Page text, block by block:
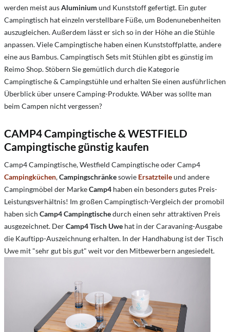
werden meist ausAluminium und Kunststoff gefertigt. Ein guter
Campingtisch hat einzeln verstellbare Füße, um Bodenunebenheiten
auszugleichen. Außerdem lässt er sich so in der Höhe an die Stühle
anpassen. Viele Campingtische haben einen Kunststoffplatte, andere
eine aus Bambus. Campingtisch Sets mit Stühlen gibt es günstig im
Reimo Shop. Stöbern Sie gemütlich durch die Kategorie
Campingtische & Campingstühle und erhalten Sie einen ausführlichen
Überblick über unsere Camping-Produkte.WAber was sollte man
beim Campen nicht vergessen?
CAMP4 Campingtische & WESTFIELD
Campingtische günstig kaufen
Camp4 Campingtische, Westfield Campingtische oder Camp4
Campingküchen,Campingschränkesowie Ersatzteileund andere
Campingmöbel der MarkeCamp4 haben ein besonders gutes Preis-
Leistungsverhältnis! Im großen Campingtisch-Vergleich der promobil
haben sich Camp4 Campingtischedurch einen sehr attraktiven Preis
ausgezeichnet. DerCamp4 Tisch Uwe hat in der Caravaning-Ausgabe
die Kauftipp-Auszeichnung erhalten. In der Handhabung ist der Tisch
Uwe mit "sehr gut bis gut" weit vor den Mitbewerbern angesiedelt.